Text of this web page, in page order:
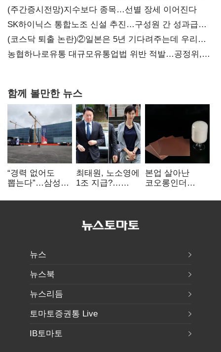
(주간증시전망)지수보다 종목…선별 장세 이어진다
SK하이닉스 통합노조 신설 추진…구성원 간 성과급
불만 확산
(코스닥 퇴출 논란)②일본은 5년 기다려주는데 우리는
당장 퇴출?…시간만으론 부족한 코스닥 구하기
농협하나로유통 대규모유통업법 위반 적발…공정위,
함께 볼만한 뉴스
“경력 없어도
뽑는다”…삼성
반도체 인재
최태원, 노소영에
1조 지급?…
본업 살아난
코오롱인더
배터리 소재로
뉴스
뉴스북
뉴스리듬
토마토증권통 Live
IB토마토